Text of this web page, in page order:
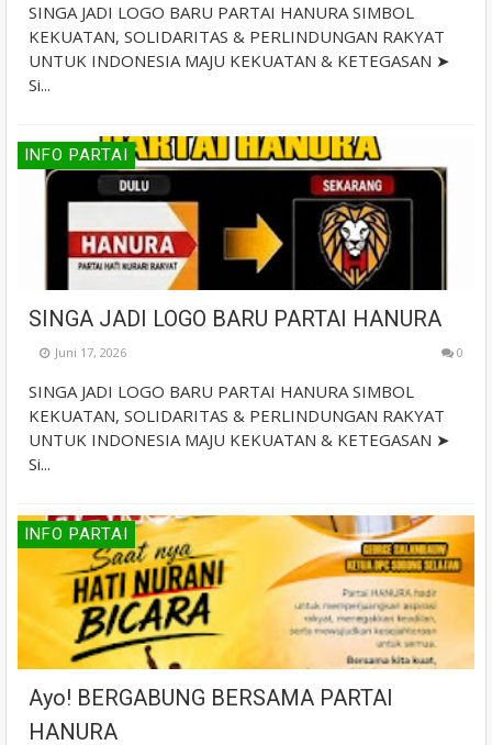
SINGA JADI LOGO BARU PARTAI HANURA SIMBOL
KEKUATAN, SOLIDARITAS & PERLINDUNGAN RAKYAT
UNTUK INDONESIA MAJU KEKUATAN & KETEGASAN ➤
Si...
INFO PARTAI
SINGA JADI LOGO BARU PARTAI HANURA
Juni 17, 2026 0
SINGA JADI LOGO BARU PARTAI HANURA SIMBOL
KEKUATAN, SOLIDARITAS & PERLINDUNGAN RAKYAT
UNTUK INDONESIA MAJU KEKUATAN & KETEGASAN ➤
Si...
INFO PARTAI
Ayo! BERGABUNG BERSAMA PARTAI
HANURA